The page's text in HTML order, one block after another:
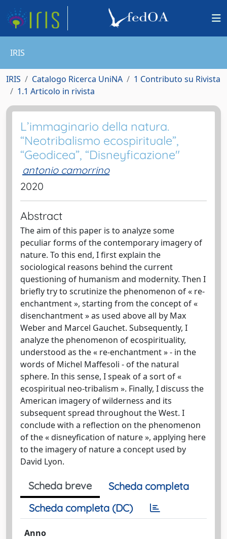
IRIS
IRIS Catalogo Ricerca UniNA
1 Contributo su Rivista
1.1 Articolo in rivista
L’immaginario della natura.
“Neotribalismo ecospirituale”,
“Geodicea”, “Disneyficazione"
antonio camorrino
2020
Abstract
The aim of this paper is to analyze some
peculiar forms of the contemporary imagery of
nature. To this end, I first explain the
sociological reasons behind the current
questioning of humanism and modernity. Then I
briefly try to scrutinize the phenomenon of « re-
enchantment », starting from the concept of «
disenchantment » as used above all by Max
Weber and Marcel Gauchet. Subsequently, I
analyze the phenomenon of ecospirituality,
understood as the « re-enchantment » - in the
words of Michel Maffesoli - of the natural
sphere. In this sense, I speak of a sort of «
ecospiritual neo-tribalism ». Finally, I discuss the
American imagery of wilderness and its
subsequent spread throughout the West. I
conclude with a reflection on the phenomenon
of the « disneyfication of nature », applying here
to the imagery of nature a concept used by
David Lyon.
Scheda breve
Scheda completa
Scheda completa (DC)
Anno